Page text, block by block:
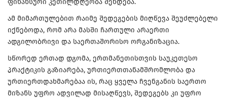
ამ მიმართულებით რაიმე შედეგების მიღწევა შეუძლებელი
იქნებოდა, რომ არა მასში ჩართული არაერთი
ადგილობრივი და საერთაშორისო ორგანიზაცია.
სწორედ ერთად დგომა, ერთმანეთისთვის საუკეთესო
პრაქტიკის გაზიარება, ურთიერთთანამშრომლობა და
ურთიერთდახმარებაა ის, რაც ყველა ჩვენგანის საერთო
მიზანს უფრო ადვილად მისაღწევს, შედეგებს კი უფრო